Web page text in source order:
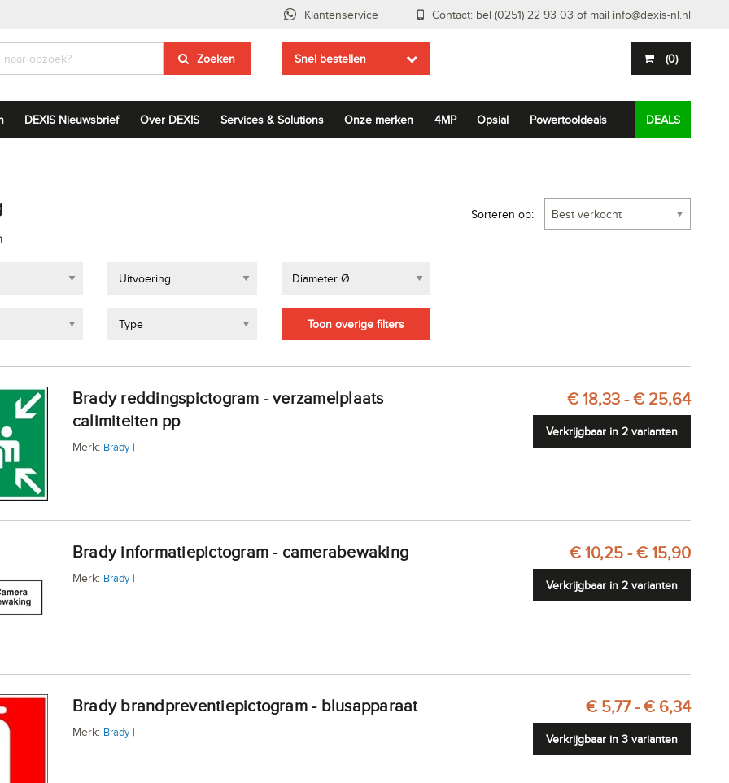
Klantenservice Contact: bel (0251) 22 93 03 of mail info@dexis-nl.nl
Zoeken Snel bestellen (0)
DEXIS Nieuwsbrief Over DEXIS Services & Solutions Onze merken 4MP Opsial Powertooldeals DEALS
Uitvoering Diameter Ø
Type Toon overige filters
Sorteren op:
Brady reddingspictogram - verzamelplaats
calimiteiten pp
Merk: Brady|
€ 18,33 - € 25,64
Verkrijgbaar in 2 varianten
Brady informatiepictogram - camerabewaking
Merk: Brady|
€ 10,25 - € 15,90
Verkrijgbaar in 2 varianten
Brady brandpreventiepictogram - blusapparaat
Merk: Brady|
€ 5,77 - € 6,34
Verkrijgbaar in 3 varianten